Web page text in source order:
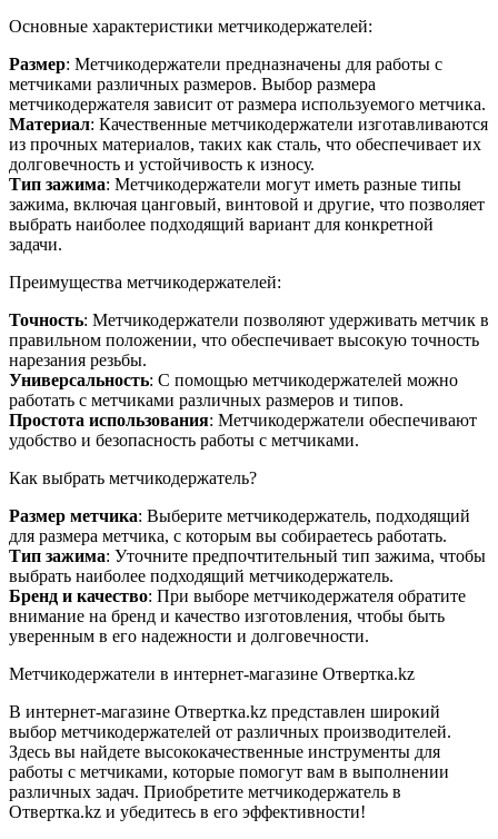
Основные характеристики метчикодержателей:
Размер: Метчикодержатели предназначены для работы с
метчиками различных размеров. Выбор размера
метчикодержателя зависит от размера используемого метчика.
Материал: Качественные метчикодержатели изготавливаются
из прочных материалов, таких как сталь, что обеспечивает их
долговечность и устойчивость к износу.
Тип зажима: Метчикодержатели могут иметь разные типы
зажима, включая цанговый, винтовой и другие, что позволяет
выбрать наиболее подходящий вариант для конкретной
задачи.
Преимущества метчикодержателей:
Точность: Метчикодержатели позволяют удерживать метчик в
правильном положении, что обеспечивает высокую точность
нарезания резьбы.
Универсальность: С помощью метчикодержателей можно
работать с метчиками различных размеров и типов.
Простота использования: Метчикодержатели обеспечивают
удобство и безопасность работы с метчиками.
Как выбрать метчикодержатель?
Размер метчика: Выберите метчикодержатель, подходящий
для размера метчика, с которым вы собираетесь работать.
Тип зажима: Уточните предпочтительный тип зажима, чтобы
выбрать наиболее подходящий метчикодержатель.
Бренд и качество: При выборе метчикодержателя обратите
внимание на бренд и качество изготовления, чтобы быть
уверенным в его надежности и долговечности.
Метчикодержатели в интернет-магазине Отвертка.kz
В интернет-магазине Отвертка.kz представлен широкий
выбор метчикодержателей от различных производителей.
Здесь вы найдете высококачественные инструменты для
работы с метчиками, которые помогут вам в выполнении
различных задач. Приобретите метчикодержатель в
Отвертка.kz и убедитесь в его эффективности!